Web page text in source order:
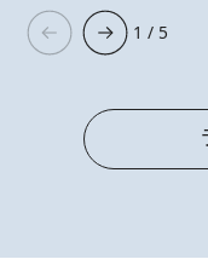
1 / 5